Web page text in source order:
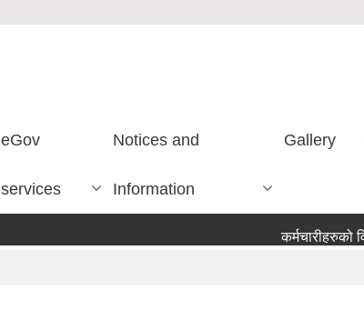
eGov
services
Notices and
Information
Gallery
कर्मचारीहरुको